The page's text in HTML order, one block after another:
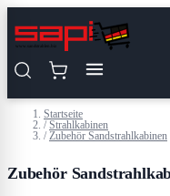
Startseite
/ Strahlkabinen
/ Zubehör Sandstrahlkabinen
Zubehör